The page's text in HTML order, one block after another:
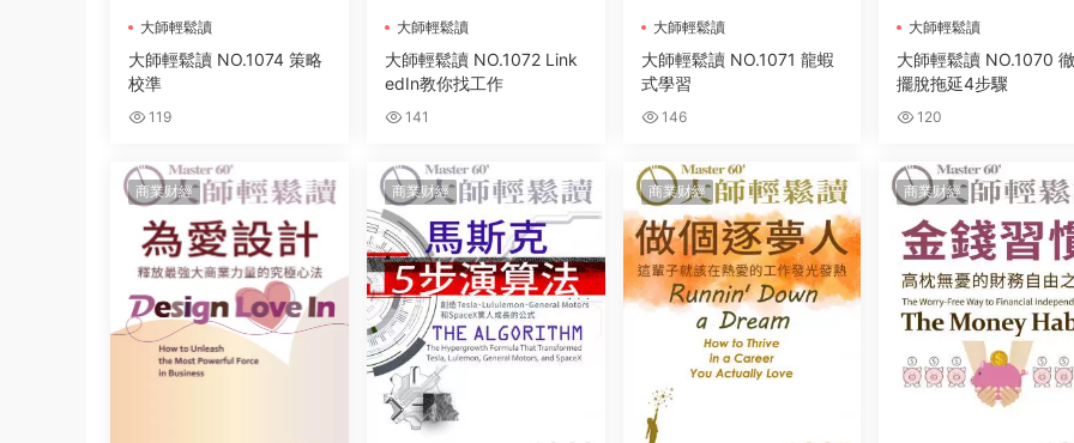
大師輕鬆讀
大師輕鬆讀 NO.1074 策略
校準
119
大師輕鬆讀
大師輕鬆讀 NO.1072 Link
edIn教你找工作
141
大師輕鬆讀
大師輕鬆讀 NO.1071 龍蝦
式學習
146
大師輕鬆讀
大師輕鬆讀 NO.1070
擺脫拖延4步驟
120
商業财經 商業财經 商業财經 商業财經